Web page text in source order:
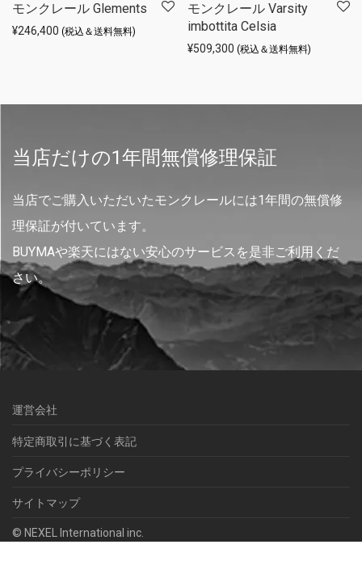
モンクレール Glements
¥246,400 (税込＆送料無料)
モンクレール Varsity
imbottita Celsia
¥509,300 (税込＆送料無料)
当店だけの1年間無償修理保証
当店でご購入いただいたモンクレールには1年間の無償修
理保証が付いています。
BUYMAや楽天にはない安心のサービスを是非ご利用くだ
さい。
運営会社
特定商取引に基づく表記
プライバシーポリシー
サイトマップ
© NEXEL International inc.